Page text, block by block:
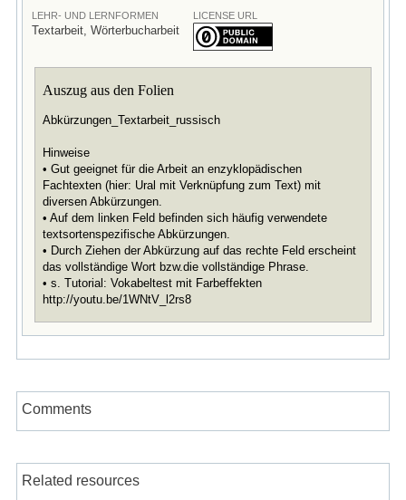
LEHR- UND LERNFORMEN
Textarbeit, Wörterbucharbeit
LICENSE URL
Auszug aus den Folien
Abkürzungen_Textarbeit_russisch
Hinweise
• Gut geeignet für die Arbeit an enzyklopädischen
Fachtexten (hier: Ural mit Verknüpfung zum Text) mit
diversen Abkürzungen.
• Auf dem linken Feld befinden sich häufig verwendete
textsortenspezifische Abkürzungen.
• Durch Ziehen der Abkürzung auf das rechte Feld erscheint
das vollständige Wort bzw.die vollständige Phrase.
• s. Tutorial: Vokabeltest mit Farbeffekten
http://youtu.be/1WNtV_l2rs8
Comments
Related resources